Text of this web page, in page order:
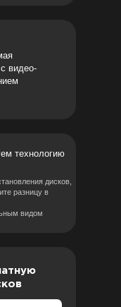
видео-
технологию
дисков,
разницу в
видом